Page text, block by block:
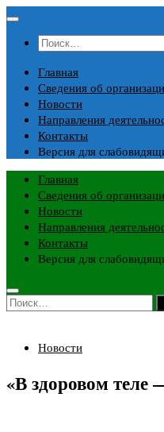
Перейти
содержимому
Найти:
Главная
Сведения об
Новости
Направления
Контакты
Версия для
Главная
Сведения об
Новости
Направления
Контакты
Версия для
Найти:
Новости
«В здоровом теле